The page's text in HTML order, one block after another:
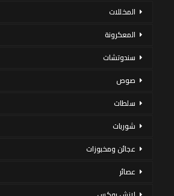
المخللات
المعكرونة
سندوتشات
صوص
سلطات
شوربات
عجائن ومخبوزات
عصائر